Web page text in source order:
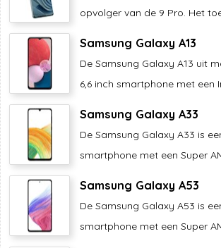
opvolger van de 9 Pro. Het
Samsung Galaxy A13
De Samsung Galaxy A13 uit
6,6 inch smartphone met een
Samsung Galaxy A33
De Samsung Galaxy A33 is
smartphone met een Super
Samsung Galaxy A53
De Samsung Galaxy A53 is
smartphone met een Super